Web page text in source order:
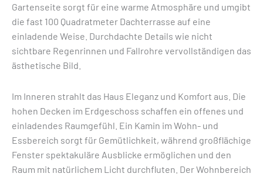
Gartenseite sorgt für eine warme Atmosphäre und umgibt
die fast 100 Quadratmeter Dachterrasse auf eine
einladende Weise. Durchdachte Details wie nicht
sichtbare Regenrinnen und Fallrohre vervollständigen das
ästhetische Bild.
Im Inneren strahlt das Haus Eleganz und Komfort aus. Die
hohen Decken im Erdgeschoss schaffen ein offenes und
einladendes Raumgefühl. Ein Kamin im Wohn- und
Essbereich sorgt für Gemütlichkeit, während großflächige
Fenster spektakuläre Ausblicke ermöglichen und den
Raum mit natürlichem Licht durchfluten. Der Wohnbereich